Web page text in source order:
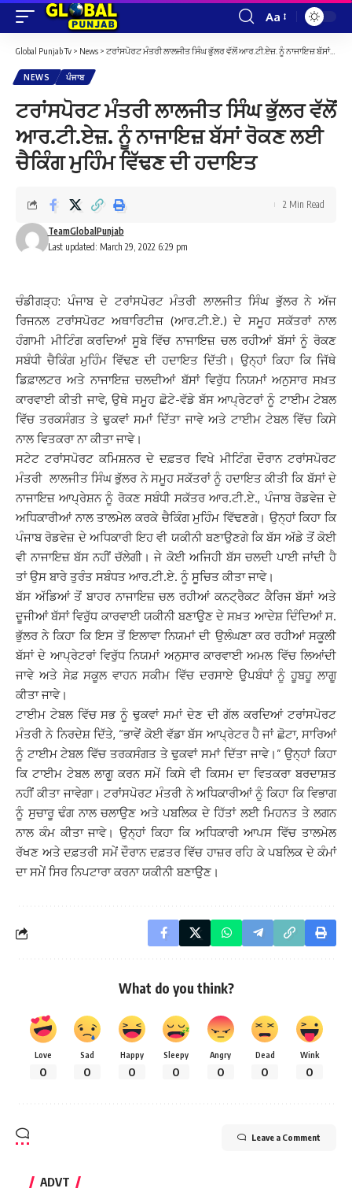
Font
Resizer
Aa
Global Punjab Tv > News > ਟਰਾਂਸਪੋਰਟ ਮੰਤਰੀ ਲਾਲਜੀਤ ਸਿੰਘ ਭੁੱਲਰ ਵੱਲੋਂ ਆਰ.ਟੀ.ਏਜ਼. ਨੂੰ ਨਾਜਾਇਜ਼ ਬੱਸਾਂ ਰੋਕਣ ਲਈ ਚੈਕਿੰਗ ਮੁਹਿੰਮ ਵਿੱਢਣ ਦੀ ਹਦਾਇਤ
NEWS ਪੰਜਾਬ
ਟਰਾਂਸਪੋਰਟ ਮੰਤਰੀ ਲਾਲਜੀਤ ਸਿੰਘ ਭੁੱਲਰ ਵੱਲੋਂ
ਆਰ.ਟੀ.ਏਜ਼. ਨੂੰ ਨਾਜਾਇਜ਼ ਬੱਸਾਂ ਰੋਕਣ ਲਈ
ਚੈਕਿੰਗ ਮੁਹਿੰਮ ਵਿੱਢਣ ਦੀ ਹਦਾਇਤ
Last updated: March 29, 2022 6:29 pm
TeamGlobalPunjab
2 Min Read
ਚੰਡੀਗੜ੍ਹ: ਪੰਜਾਬ ਦੇ ਟਰਾਂਸਪੋਰਟ ਮੰਤਰੀ ਲਾਲਜੀਤ ਸਿੰਘ ਭੁੱਲਰ ਨੇ ਅੱਜ
ਰਿਜਨਲ ਟਰਾਂਸਪੋਰਟ ਅਥਾਰਿਟੀਜ਼ (ਆਰ.ਟੀ.ਏ.) ਦੇ ਸਮੂਹ ਸਕੱਤਰਾਂ ਨਾਲ
ਹੰਗਾਮੀ ਮੀਟਿੰਗ ਕਰਦਿਆਂ ਸੂਬੇ ਵਿੱਚ ਨਾਜਾਇਜ਼ ਚਲ ਰਹੀਆਂ ਬੱਸਾਂ ਨੂੰ ਰੋਕਣ
ਸਬੰਧੀ ਚੈਕਿੰਗ ਮੁਹਿੰਮ ਵਿੱਢਣ ਦੀ ਹਦਾਇਤ ਦਿੱਤੀ। ਉਨ੍ਹਾਂ ਕਿਹਾ ਕਿ ਜਿੱਥੇ
ਡਿਫ਼ਾਲਟਰ ਅਤੇ ਨਾਜਾਇਜ਼ ਚਲਦੀਆਂ ਬੱਸਾਂ ਵਿਰੁੱਧ ਨਿਯਮਾਂ ਅਨੁਸਾਰ ਸਖ਼ਤ
ਕਾਰਵਾਈ ਕੀਤੀ ਜਾਵੇ, ਉਥੇ ਸਮੂਹ ਛੋਟੇ-ਵੱਡੇ ਬੱਸ ਆਪ੍ਰੇਟਰਾਂ ਨੂੰ ਟਾਈਮ ਟੇਬਲ
ਵਿੱਚ ਤਰਕਸੰਗਤ ਤੇ ਢੁਕਵਾਂ ਸਮਾਂ ਦਿੱਤਾ ਜਾਵੇ ਅਤੇ ਟਾਈਮ ਟੇਬਲ ਵਿੱਚ ਕਿਸੇ
ਨਾਲ ਵਿਤਕਰਾ ਨਾ ਕੀਤਾ ਜਾਵੇ।
ਸਟੇਟ ਟਰਾਂਸਪੋਰਟ ਕਮਿਸ਼ਨਰ ਦੇ ਦਫ਼ਤਰ ਵਿਖੇ ਮੀਟਿੰਗ ਦੌਰਾਨ ਟਰਾਂਸਪੋਰਟ
ਮੰਤਰੀ ਲਾਲਜੀਤ ਸਿੰਘ ਭੁੱਲਰ ਨੇ ਸਮੂਹ ਸਕੱਤਰਾਂ ਨੂੰ ਹਦਾਇਤ ਕੀਤੀ ਕਿ ਬੱਸਾਂ ਦੇ
ਨਾਜਾਇਜ਼ ਆਪ੍ਰੇਸ਼ਨ ਨੂੰ ਰੋਕਣ ਸਬੰਧੀ ਸਕੱਤਰ ਆਰ.ਟੀ.ਏ., ਪੰਜਾਬ ਰੋਡਵੇਜ਼ ਦੇ
ਅਧਿਕਾਰੀਆਂ ਨਾਲ ਤਾਲਮੇਲ ਕਰਕੇ ਚੈਕਿੰਗ ਮੁਹਿੰਮ ਵਿੱਢਣਗੇ। ਉਨ੍ਹਾਂ ਕਿਹਾ ਕਿ
ਪੰਜਾਬ ਰੋਡਵੇਜ਼ ਦੇ ਅਧਿਕਾਰੀ ਇਹ ਵੀ ਯਕੀਨੀ ਬਣਾਉਣਗੇ ਕਿ ਬੱਸ ਅੱਡੇ ਤੋਂ ਕੋਈ
ਵੀ ਨਾਜਾਇਜ਼ ਬੱਸ ਨਹੀਂ ਚੱਲੇਗੀ। ਜੇ ਕੋਈ ਅਜਿਹੀ ਬੱਸ ਚਲਦੀ ਪਾਈ ਜਾਂਦੀ ਹੈ
ਤਾਂ ਉਸ ਬਾਰੇ ਤੁਰੰਤ ਸਬੰਧਤ ਆਰ.ਟੀ.ਏ. ਨੂੰ ਸੂਚਿਤ ਕੀਤਾ ਜਾਵੇ।
ਬੱਸ ਅੱਡਿਆਂ ਤੋਂ ਬਾਹਰ ਨਾਜਾਇਜ਼ ਚਲ ਰਹੀਆਂ ਕਨਟ੍ਰੈਕਟ ਕੈਰਿਜ ਬੱਸਾਂ ਅਤੇ
ਦੂਜੀਆਂ ਬੱਸਾਂ ਵਿਰੁੱਧ ਕਾਰਵਾਈ ਯਕੀਨੀ ਬਣਾਉਣ ਦੇ ਸਖ਼ਤ ਆਦੇਸ਼ ਦਿੰਦਿਆਂ ਸ.
ਭੁੱਲਰ ਨੇ ਕਿਹਾ ਕਿ ਇਸ ਤੋਂ ਇਲਾਵਾ ਨਿਯਮਾਂ ਦੀ ਉਲੰਘਣਾ ਕਰ ਰਹੀਆਂ ਸਕੂਲੀ
ਬੱਸਾਂ ਦੇ ਆਪ੍ਰੇਟਰਾਂ ਵਿਰੁੱਧ ਨਿਯਮਾਂ ਅਨੁਸਾਰ ਕਾਰਵਾਈ ਅਮਲ ਵਿੱਚ ਲਿਆਂਦੀ
ਜਾਵੇ ਅਤੇ ਸੇਫ਼ ਸਕੂਲ ਵਾਹਨ ਸਕੀਮ ਵਿੱਚ ਦਰਸਾਏ ਉਪਬੰਧਾਂ ਨੂੰ ਹੂਬਹੂ ਲਾਗੂ
ਕੀਤਾ ਜਾਵੇ।
ਟਾਈਮ ਟੇਬਲ ਵਿੱਚ ਸਭ ਨੂੰ ਢੁਕਵਾਂ ਸਮਾਂ ਦੇਣ ਦੀ ਗੱਲ ਕਰਦਿਆਂ ਟਰਾਂਸਪੋਰਟ
ਮੰਤਰੀ ਨੇ ਨਿਰਦੇਸ਼ ਦਿੱਤੇ, “ਭਾਵੇਂ ਕੋਈ ਵੱਡਾ ਬੱਸ ਆਪ੍ਰੇਟਰ ਹੈ ਜਾਂ ਛੋਟਾ, ਸਾਰਿਆਂ
ਨੂੰ ਟਾਈਮ ਟੇਬਲ ਵਿੱਚ ਤਰਕਸੰਗਤ ਤੇ ਢੁਕਵਾਂ ਸਮਾਂ ਦਿੱਤਾ ਜਾਵੇ।” ਉਨ੍ਹਾਂ ਕਿਹਾ
ਕਿ ਟਾਈਮ ਟੇਬਲ ਲਾਗੂ ਕਰਨ ਸਮੇਂ ਕਿਸੇ ਵੀ ਕਿਸਮ ਦਾ ਵਿਤਕਰਾ ਬਰਦਾਸ਼ਤ
ਨਹੀਂ ਕੀਤਾ ਜਾਵੇਗਾ। ਟਰਾਂਸਪੋਰਟ ਮੰਤਰੀ ਨੇ ਅਧਿਕਾਰੀਆਂ ਨੂੰ ਕਿਹਾ ਕਿ ਵਿਭਾਗ
ਨੂੰ ਸੁਚਾਰੂ ਢੰਗ ਨਾਲ ਚਲਾਉਣ ਅਤੇ ਪਬਲਿਕ ਦੇ ਹਿੱਤਾਂ ਲਈ ਮਿਹਨਤ ਤੇ ਲਗਨ
ਨਾਲ ਕੰਮ ਕੀਤਾ ਜਾਵੇ। ਉਨ੍ਹਾਂ ਕਿਹਾ ਕਿ ਅਧਿਕਾਰੀ ਆਪਸ ਵਿੱਚ ਤਾਲਮੇਲ
ਰੱਖਣ ਅਤੇ ਦਫ਼ਤਰੀ ਸਮੇਂ ਦੌਰਾਨ ਦਫ਼ਤਰ ਵਿੱਚ ਹਾਜ਼ਰ ਰਹਿ ਕੇ ਪਬਲਿਕ ਦੇ ਕੰਮਾਂ
ਦਾ ਸਮੇਂ ਸਿਰ ਨਿਪਟਾਰਾ ਕਰਨਾ ਯਕੀਨੀ ਬਣਾਉਣ।
What do you think?
Love
0
Sad
0
Happy
0
Sleepy
0
Angry
0
Dead
0
Wink
0
Leave a Comment
ADVT